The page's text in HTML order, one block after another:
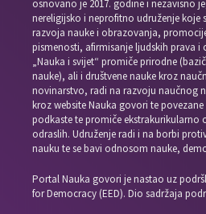
osnovano je 2017. godine i nezavisno
nereligijsko i neprofitno udruženje koje
razvoja nauke i obrazovanja,
pismenosti, afirmisanje ljudskih prava i
„Nauka i svijet“ promiče prirodne
nauke), ali i društvene nauke kroz
novinarstvo, radi na razvoju naučnog
kroz website Nauka govori te
podkaste te promiče ekstrakurikularno
odraslih. Udruženje radi i na borbi
nauku te se bavi odnosom nauke,
Portal Nauka govori je nastao uz
for Democracy (EED). Dio sadržaja